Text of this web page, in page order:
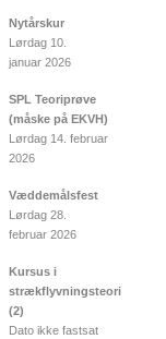
Nytårskur
Lørdag 10.
januar 2026
SPL Teoriprøve
(måske på EKVH)
Lørdag 14. februar
2026
Væddemålsfest
Lørdag 28.
februar 2026
Kursus i
strækflyvningsteori
(2)
Dato ikke fastsat